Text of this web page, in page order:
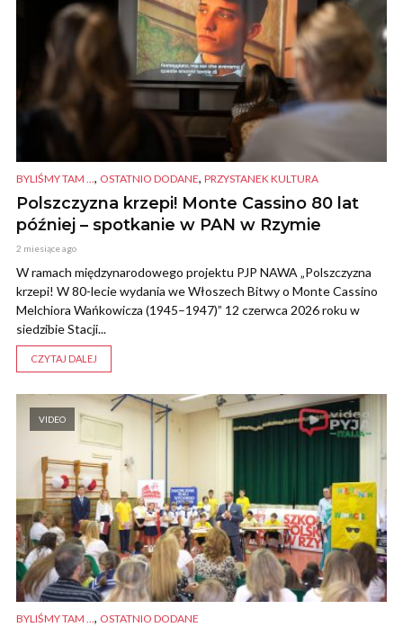
BYLIŚMY TAM ..., OSTATNIO DODANE, PRZYSTANEK KULTURA
Polszczyzna krzepi! Monte Cassino 80 lat
później – spotkanie w PAN w Rzymie
2 miesiące ago
W ramach międzynarodowego projektu PJP NAWA „Polszczyzna
krzepi! W 80-lecie wydania we Włoszech Bitwy o Monte Cassino
Melchiora Wańkowicza (1945–1947)” 12 czerwca 2026 roku w
siedzibie Stacji...
CZYTAJ DALEJ
VIDEO
BYLIŚMY TAM ..., OSTATNIO DODANE